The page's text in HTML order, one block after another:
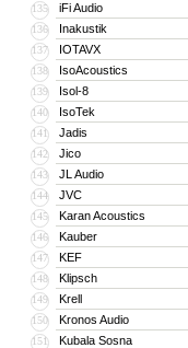
135 iFi Audio
136 Inakustik
137 IOTAVX
138 IsoAcoustics
139 Isol-8
140 IsoTek
141 Jadis
142 Jico
143 JL Audio
144 JVC
145 Karan Acoustics
146 Kauber
147 KEF
148 Klipsch
149 Krell
150 Kronos Audio
151 Kubala Sosna